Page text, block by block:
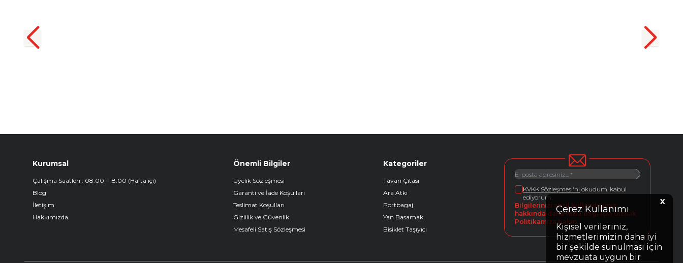
X
Çerez Kullanımı
Kişisel verileriniz,
hizmetlerimizin daha iyi
bir şekilde sunulması için
mevzuata uygun bir
₺
Kurumsal
Çalışma Saatleri : 08:00 - 18:00 (Hafta içi)
Blog
İletişim
Hakkımızda
Önemli Bilgiler
Üyelik Sözleşmesi
Garanti ve İade Koşulları
Teslimat Koşulları
Gizlilik ve Güvenlik
Mesafeli Satış Sözleşmesi
Kategoriler
Tavan Çıtası
Ara Atkı
Portbagaj
Yan Basamak
Bisiklet Taşıyıcı
KVKK Sözleşmesi'ni okudum, kabul
ediyorum.
Bilgilerinizi ansıl kullandığımız
hakkında daha fazla bilgi için Gizlilik
Politikamıza bakın.